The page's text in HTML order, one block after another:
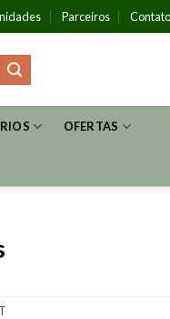
Parceiros Contato
OFERTAS